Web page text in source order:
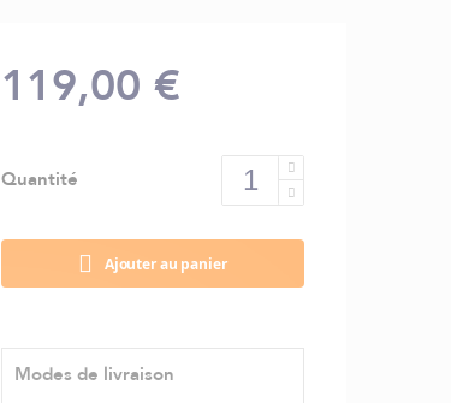
119,00 €
Quantité
Ajouter au panier
Modes de livraison